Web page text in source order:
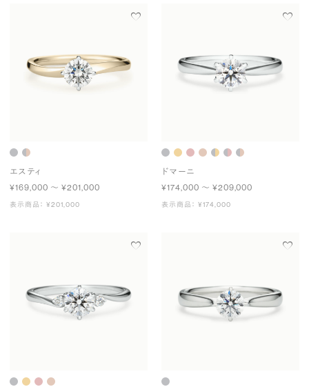
エスティ
¥169,000 〜 ¥201,000
表示商品： ¥201,000
ドマーニ
¥174,000 〜 ¥209,000
表示商品： ¥174,000